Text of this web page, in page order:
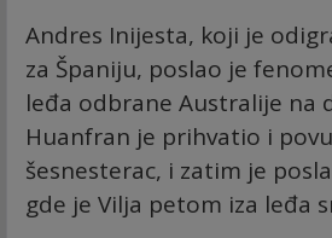
Andres Inijesta, koji je
za Španiju, poslao je
leđa odbrane Australije na
Huanfran je prihvatio i
šesnesterac, i zatim je
gde je Vilja petom iza leđa